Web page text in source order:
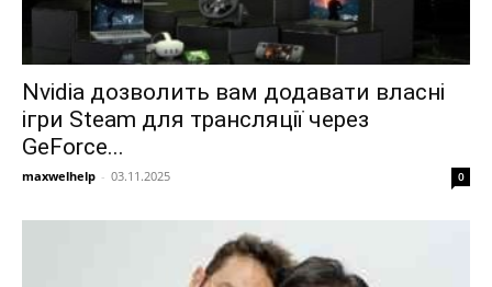
Nvidia дозволить вам додавати власні
ігри Steam для трансляції через
GeForce...
maxwelhelp - 03.11.2025 0